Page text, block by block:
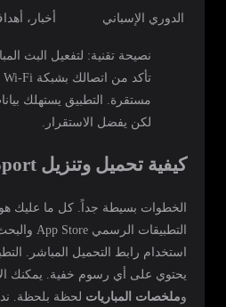
الدوري الإسباني
أخبار،
نصيحة تقنية: لتفعيل البث
مستقرة. التطبيق يستهلك
لكن يفضل الاستقرار.
كيفية تحميل وتنزيل BBC Sport للايفون
الخطوات بسيطة جداً. كل ما عليك هو
استخدام رابط التحميل المباشر.
يحتوي على أي رسوم خفية. يمكنك
وملخصات المباريات لحظة بلحظة.